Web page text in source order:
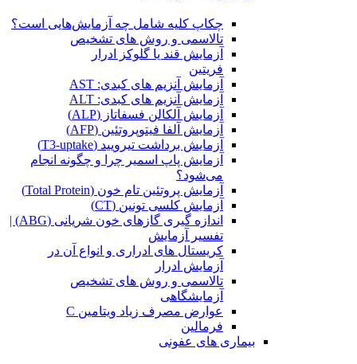
چکاپ کلیه شامل چه آزمایش‌هایی است؟
تالاسمی و روش های تشخیص
آزمایش قند یا گلوکز ادرار
فریتین
آزمایش آنزیم های کبدی: AST
آزمایش آنزیم های کبدی: ALT
آزمایش آلکالن فسفاتاز (ALP)
آزمایش آلفا فیتوپروتئین (AFP)
آزمایش برداشت تیرویید (T3-uptake)
آزمایش پاپ اسمیر چرا و چگونه انجام
می‌شود؟
آزمایش پروتئین تام خون (Total Protein)
آزمایش کلسی تونین (CT)
اندازه گیری گازهای خون شریانی (ABG) |
تفسیر آزمایش
کریستال ‌های ادراری و انواع آن در
آزمایش ادرار
تالاسمی و روش های تشخیص
آزمایشگاهی
عوارض مصرف زیاد ویتامین C
فرمالین
بیماری های عفونی